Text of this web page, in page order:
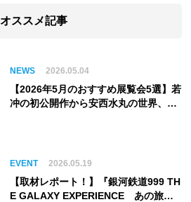
オススメ記事
NEWS 2026.05.04
【2026年5月のおすすめ展覧会5選】若
冲の初公開作から安西水丸の世界、そ
EVENT 2026.05.19
【取材レポート！】『銀河鉄道999 TH
E GALAXY EXPERIENCE あの旅